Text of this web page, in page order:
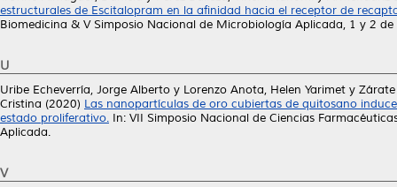
estructurales de Escitalopram en la afinidad hacia el receptor de
Biomedicina & V Simposio Nacional de Microbiología Aplicada, 1 y 2
U
Uribe Echeverría, Jorge Alberto y Lorenzo Anota, Helen Yarimet y
Cristina (2020) Las nanopartículas de oro cubiertas de quitosano
estado proliferativo. In: VII Simposio Nacional de Ciencias
Aplicada.
V